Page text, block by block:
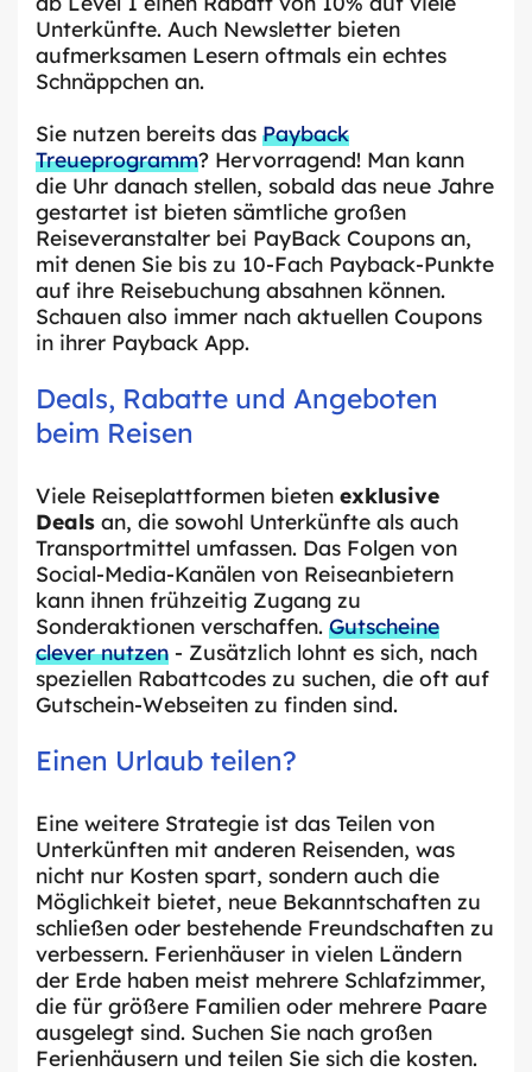
Unterkünfte. Auch Newsletter bieten
aufmerksamen Lesern oftmals ein echtes
Schnäppchen an.
Sie nutzen bereits das Payback
Treueprogramm? Hervorragend! Man kann
die Uhr danach stellen, sobald das neue Jahre
gestartet ist bieten sämtliche großen
Reiseveranstalter bei PayBack Coupons an,
mit denen Sie bis zu 10-Fach Payback-Punkte
auf ihre Reisebuchung absahnen können.
Schauen also immer nach aktuellen Coupons
in ihrer Payback App.
Deals, Rabatte und Angeboten
beim Reisen
Viele Reiseplattformen bieten exklusive
Deals an, die sowohl Unterkünfte als auch
Transportmittel umfassen. Das Folgen von
Social-Media-Kanälen von Reiseanbietern
kann ihnen frühzeitig Zugang zu
Sonderaktionen verschaffen. Gutscheine
clever nutzen - Zusätzlich lohnt es sich, nach
speziellen Rabattcodes zu suchen, die oft auf
Gutschein-Webseiten zu finden sind.
Einen Urlaub teilen?
Eine weitere Strategie ist das Teilen von
Unterkünften mit anderen Reisenden, was
nicht nur Kosten spart, sondern auch die
Möglichkeit bietet, neue Bekanntschaften zu
schließen oder bestehende Freundschaften zu
verbessern. Ferienhäuser in vielen Ländern
der Erde haben meist mehrere Schlafzimmer,
die für größere Familien oder mehrere Paare
ausgelegt sind. Suchen Sie nach großen
Ferienhäusern und teilen Sie sich die kosten.